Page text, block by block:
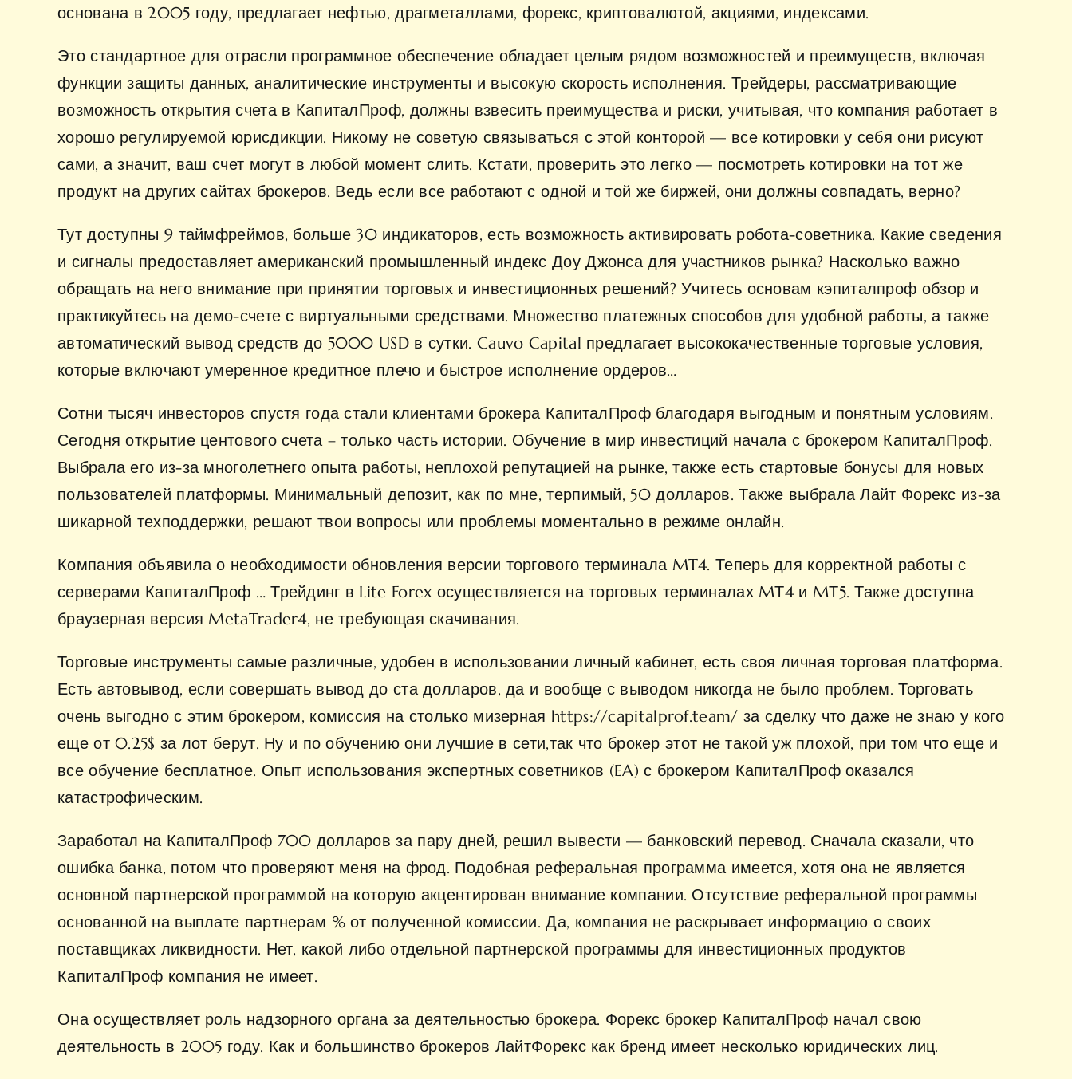
основана в 2005 году, предлагает нефтью, драгметаллами, форекс, криптовалютой, акциями, индексами.
Это стандартное для отрасли программное обеспечение обладает целым рядом возможностей и преимуществ, включая
функции защиты данных, аналитические инструменты и высокую скорость исполнения. Трейдеры, рассматривающие
возможность открытия счета в КапиталПроф, должны взвесить преимущества и риски, учитывая, что компания работает в
хорошо регулируемой юрисдикции. Никому не советую связываться с этой конторой — все котировки у себя они рисуют
сами, а значит, ваш счет могут в любой момент слить. Кстати, проверить это легко — посмотреть котировки на тот же
продукт на других сайтах брокеров. Ведь если все работают с одной и той же биржей, они должны совпадать, верно?
Тут доступны 9 таймфреймов, больше 30 индикаторов, есть возможность активировать робота-советника. Какие сведения
и сигналы предоставляет американский промышленный индекс Доу Джонса для участников рынка? Насколько важно
обращать на него внимание при принятии торговых и инвестиционных решений? Учитесь основам кэпиталпроф обзор и
практикуйтесь на демо-счете с виртуальными средствами. Множество платежных способов для удобной работы, а также
автоматический вывод средств до 5000 USD в сутки. Cauvo Capital предлагает высококачественные торговые условия,
которые включают умеренное кредитное плечо и быстрое исполнение ордеров…
Сотни тысяч инвесторов спустя года стали клиентами брокера КапиталПроф благодаря выгодным и понятным условиям.
Сегодня открытие центового счета – только часть истории. Обучение в мир инвестиций начала с брокером КапиталПроф.
Выбрала его из-за многолетнего опыта работы, неплохой репутацией на рынке, также есть стартовые бонусы для новых
пользователей платформы. Минимальный депозит, как по мне, терпимый, 50 долларов. Также выбрала Лайт Форекс из-за
шикарной техподдержки, решают твои вопросы или проблемы моментально в режиме онлайн.
Компания объявила о необходимости обновления версии торгового терминала MT4. Теперь для корректной работы с
серверами КапиталПроф … Трейдинг в Lite Forex осуществляется на торговых терминалах MТ4 и MТ5. Также доступна
браузерная версия MetaTrader4, не требующая скачивания.
Торговые инструменты самые различные, удобен в использовании личный кабинет, есть своя личная торговая платформа.
Есть автовывод, если совершать вывод до ста долларов, да и вообще с выводом никогда не было проблем. Торговать
очень выгодно с этим брокером, комиссия на столько мизерная https://capitalprof.team/ за сделку что даже не знаю у кого
еще от 0.25$ за лот берут. Ну и по обучению они лучшие в сети,так что брокер этот не такой уж плохой, при том что еще и
все обучение бесплатное. Опыт использования экспертных советников (EA) с брокером КапиталПроф оказался
катастрофическим.
Заработал на КапиталПроф 700 долларов за пару дней, решил вывести — банковский перевод. Сначала сказали, что
ошибка банка, потом что проверяют меня на фрод. Подобная реферальная программа имеется, хотя она не является
основной партнерской программой на которую акцентирован внимание компании. Отсутствие реферальной программы
основанной на выплате партнерам % от полученной комиссии. Да, компания не раскрывает информацию о своих
поставщиках ликвидности. Нет, какой либо отдельной партнерской программы для инвестиционных продуктов
КапиталПроф компания не имеет.
Она осуществляет роль надзорного органа за деятельностью брокера. Форекс брокер КапиталПроф начал свою
деятельность в 2005 году. Как и большинство брокеров ЛайтФорекс как бренд имеет несколько юридических лиц.